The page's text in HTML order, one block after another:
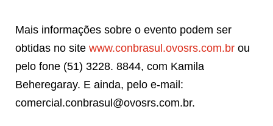
Mais informações sobre o evento podem ser
obtidas no site www.conbrasul.ovosrs.com.br ou
pelo fone (51) 3228. 8844, com Kamila
Beheregaray. E ainda, pelo e-mail:
comercial.conbrasul@ovosrs.com.br.